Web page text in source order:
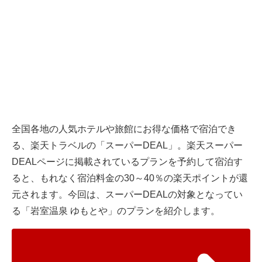
全国各地の人気ホテルや旅館にお得な価格で宿泊でき
る、楽天トラベルの「スーパーDEAL」。楽天スーパー
DEALページに掲載されているプランを予約して宿泊す
ると、もれなく宿泊料金の30～40％の楽天ポイントが還
元されます。今回は、スーパーDEALの対象となってい
る「岩室温泉 ゆもとや」のプランを紹介します。